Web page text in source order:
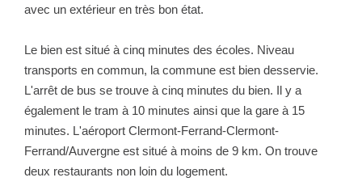
avec un extérieur en très bon état.
Le bien est situé à cinq minutes des écoles. Niveau
transports en commun, la commune est bien desservie.
L'arrêt de bus se trouve à cinq minutes du bien. Il y a
également le tram à 10 minutes ainsi que la gare à 15
minutes. L'aéroport Clermont-Ferrand-Clermont-
Ferrand/Auvergne est situé à moins de 9 km. On trouve
deux restaurants non loin du logement.